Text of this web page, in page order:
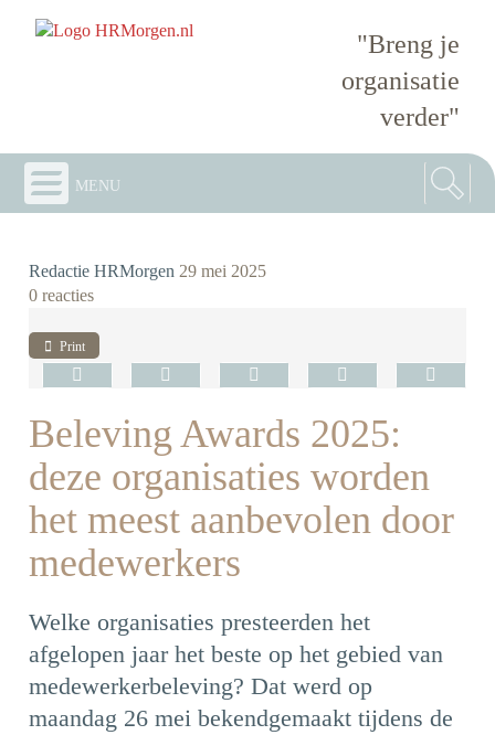
"Breng je
organisatie
verder"
menu
Redactie HRMorgen 29 mei 2025
0 reacties
Print
Beleving Awards 2025:
deze organisaties worden
het meest aanbevolen door
medewerkers
Welke organisaties presteerden het
afgelopen jaar het beste op het gebied van
medewerkerbeleving? Dat werd op
maandag 26 mei bekendgemaakt tijdens de